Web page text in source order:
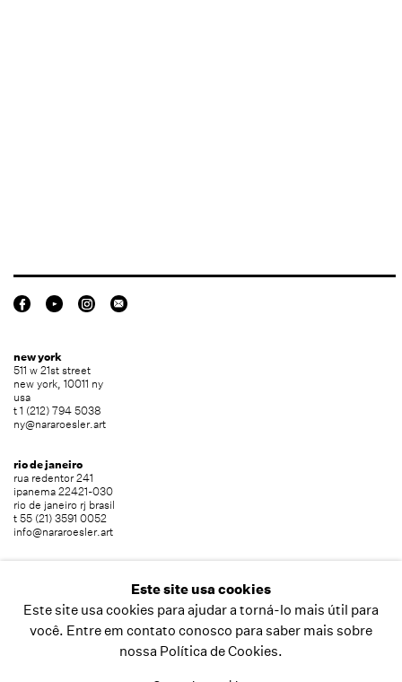
new york
511 w 21st street
new york, 10011 ny
usa
t 1 (212) 794 5038
ny@nararoesler.art
rio de janeiro
rua redentor 241
ipanema 22421-030
rio de janeiro rj brasil
t 55 (21) 3591 0052
info@nararoesler.art
jardim europa 01449-001
são paulo sp brasil
t 55 (11) 2039 5454
info@nararoesler.art
Este site usa cookies
Este site usa cookies para ajudar a torná-lo mais útil para
você. Entre em contato conosco para saber mais sobre
nossa Política de Cookies.